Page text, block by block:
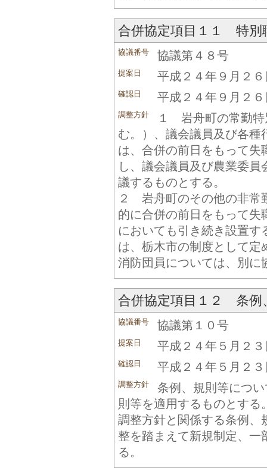
合併協定項目１１ 特別
協議番号 協議第４８号
提案日 平成２４年９月２６
確認日 平成２４年９月２６
調整方針
１ 岩舟町の常勤特
む。）、議会議員及び各種
は、合併の前日をもって失
し、議会議員及び農業委
議するものとする。
２ 岩舟町のその他の非常
的に合併の前日をもって失
においても引き続き設置
は、栃木市の制度として定
消防団員については、別に
合併協定項目１２ 条例
協議番号 協議第１０号
提案日 平成２４年５月２３
確認日 平成２４年５月２３
調整方針
条例、規則等につ
則等を適用するものとす
調整方針と関係する条例、
整を踏まえて新規制定、一
る。